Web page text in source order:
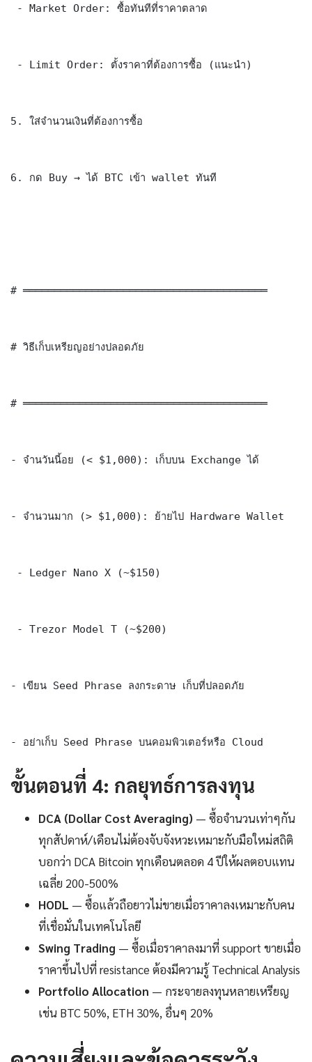
- Market Order: ซื้อทันทีที่ราคาตลาด
- Limit Order: ตั้งราคาที่ต้องการซื้อ (แนะนำ)
5. ใส่จำนวนเงินที่ต้องการซื้อ
6. กด Buy → ได้ BTC เข้า wallet ทันที
# ═══════════════════════════════════════
# วิธีเก็บเหรียญอย่างปลอดภัย
# ═══════════════════════════════════════
- จำนวันนี้อย (< $1,000): เก็บบน Exchange ได้
- จำนวนมาก (> $1,000): ย้ายไป Hardware Wallet
- Ledger Nano X (~$150)
- Trezor Model T (~$200)
- เขียน Seed Phrase ลงกระดาษ เก็บที่ปลอดภัย
- อย่าเก็บ Seed Phrase บนคอมพิวเตอร์หรือ Cloud
ขั้นตอนที่ 4: กลยุทธ์การลงทุน
DCA (Dollar Cost Averaging) — ซื้อจำนวนเท่าๆกัน
ทุกสัปดาห์/เดือนไม่ต้องจับจังหวะเหมาะกับมือใหม่สถิติ
บอกว่า DCA Bitcoin ทุกเดือนตลอด 4 ปีให้ผลตอบแทน
เฉลี่ย 200-500%
HODL — ซื้อแล้วถือยาวไม่ขายเมื่อราคาลงเหมาะกับคน
ที่เชื่อมั่นในเทคโนโลยี
Swing Trading — ซื้อเมื่อราคาลงมาที่ support ขายเมื่อ
ราคาขึ้นไปที่ resistance ต้องมีความรู้ Technical Analysis
Portfolio Allocation — กระจายลงทุนหลายเหรียญ
เช่น BTC 50%, ETH 30%, อื่นๆ 20%